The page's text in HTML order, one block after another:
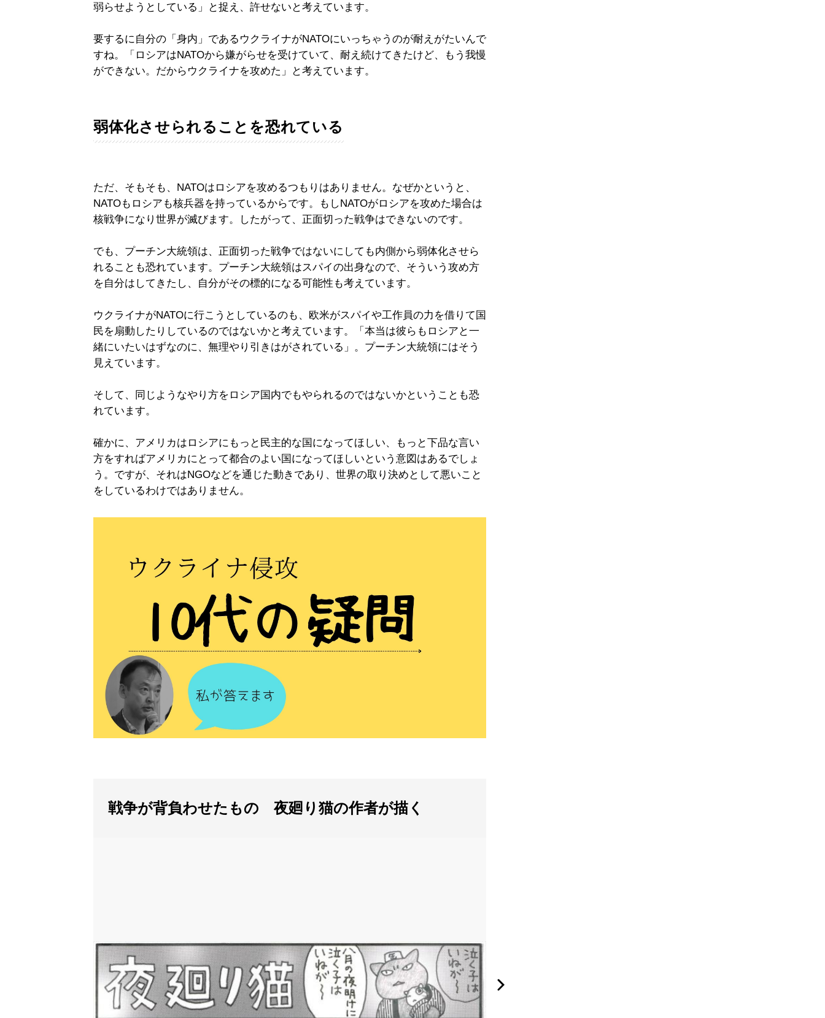
弱らせようとしている」と捉え、許せないと考えています。
要するに自分の「身内」であるウクライナがNATOにいっちゃうのが耐えがたいんで
すね。「ロシアはNATOから嫌がらせを受けていて、耐え続けてきたけど、もう我慢
ができない。だからウクライナを攻めた」と考えています。
弱体化させられることを恐れている
ただ、そもそも、NATOはロシアを攻めるつもりはありません。なぜかというと、
NATOもロシアも核兵器を持っているからです。もしNATOがロシアを攻めた場合は
核戦争になり世界が滅びます。したがって、正面切った戦争はできないのです。
でも、プーチン大統領は、正面切った戦争ではないにしても内側から弱体化させら
れることも恐れています。プーチン大統領はスパイの出身なので、そういう攻め方
を自分はしてきたし、自分がその標的になる可能性も考えています。
ウクライナがNATOに行こうとしているのも、欧米がスパイや工作員の力を借りて国
民を扇動したりしているのではないかと考えています。「本当は彼らもロシアと一
緒にいたいはずなのに、無理やり引きはがされている」。プーチン大統領にはそう
見えています。
そして、同じようなやり方をロシア国内でもやられるのではないかということも恐
れています。
確かに、アメリカはロシアにもっと民主的な国になってほしい、もっと下品な言い
方をすればアメリカにとって都合のよい国になってほしいという意図はあるでしょ
う。ですが、それはNGOなどを通じた動きであり、世界の取り決めとして悪いこと
をしているわけではありません。
戦争が背負わせたもの 夜廻り猫の作者が描く